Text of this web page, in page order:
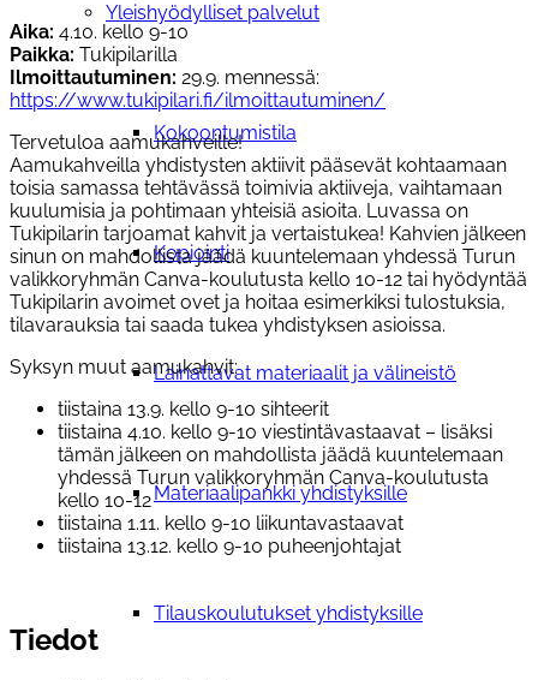
Yleishyödylliset palvelut
Kokoontumistila
Kopiointi
Lainattavat materiaalit ja välineistö
Materiaalipankki yhdistyksille
Tilauskoulutukset yhdistyksille
Aika: 4.10. kello 9-10
Paikka: Tukipilarilla
Ilmoittautuminen: 29.9. mennessä:
https://www.tukipilari.fi/ilmoittautuminen/
Tervetuloa aamukahveille!
Aamukahveilla yhdistysten aktiivit pääsevät kohtaamaan
toisia samassa tehtävässä toimivia aktiiveja, vaihtamaan
kuulumisia ja pohtimaan yhteisiä asioita. Luvassa on
Tukipilarin tarjoamat kahvit ja vertaistukea! Kahvien jälkeen
sinun on mahdollista jäädä kuuntelemaan yhdessä Turun
valikkoryhmän Canva-koulutusta kello 10-12 tai hyödyntää
Tukipilarin avoimet ovet ja hoitaa esimerkiksi tulostuksia,
tilavarauksia tai saada tukea yhdistyksen asioissa.
Syksyn muut aamukahvit:
tiistaina 13.9. kello 9-10 sihteerit
tiistaina 4.10. kello 9-10 viestintävastaavat – lisäksi
tämän jälkeen on mahdollista jäädä kuuntelemaan
yhdessä Turun valikkoryhmän Canva-koulutusta
kello 10-12
tiistaina 1.11. kello 9-10 liikuntavastaavat
tiistaina 13.12. kello 9-10 puheenjohtajat
Tiedot